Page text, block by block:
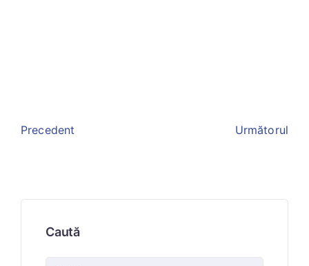
Precedent Următorul
Caută